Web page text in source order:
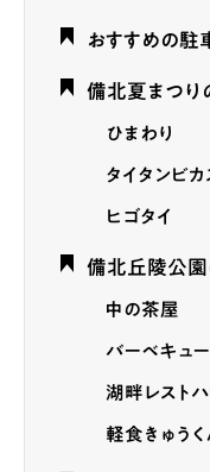
おすすめの駐
備北夏まつり
ひまわり
タイタンビカ
ヒゴタイ
備北丘陵公園
中の茶屋
バーベキュ
湖畔レストハ
軽食きゅうく